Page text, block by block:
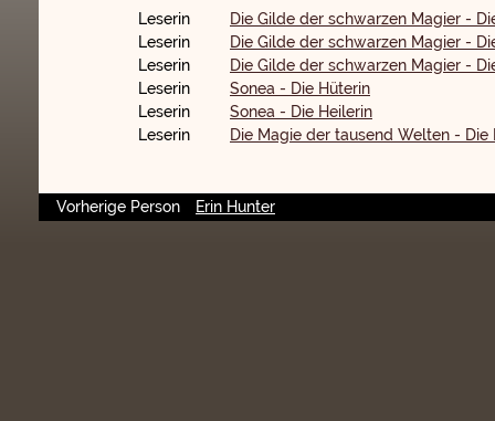
Leserin
Die Gilde der schwarzen Magier -
Leserin
Die Gilde der schwarzen Magier -
Leserin
Die Gilde der schwarzen Magier -
Leserin
Sonea - Die Hüterin
Leserin
Sonea - Die Heilerin
Leserin
Die Magie der tausend Welten - Die
Vorherige Person Erin Hunter